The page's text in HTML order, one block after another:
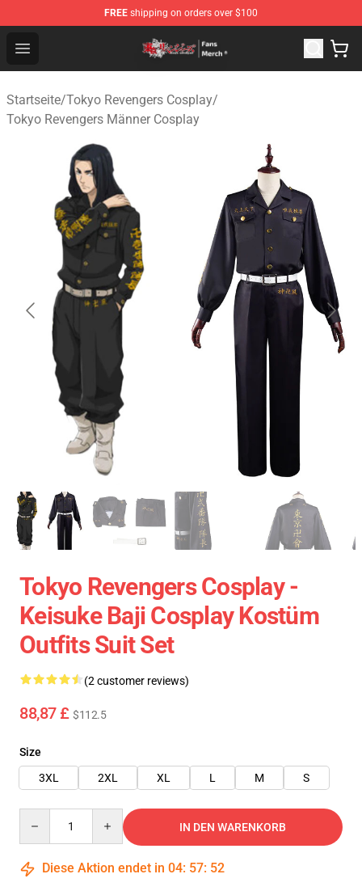
FREE shipping on orders over $100
Open menu
Tokyo Revengers Store - Official Tokyo Revengers
Startseite/Tokyo Revengers Cosplay/
Tokyo Revengers Männer Cosplay
Tokyo Revengers Cosplay -
Keisuke Baji Cosplay Kostüm
Outfits Suit Set
(2 customer reviews)
88,87 £ $112.5
Size
3XL
2XL XL L M S
IN DEN WARENKORB
Diese Aktion endet in 04: 57: 52